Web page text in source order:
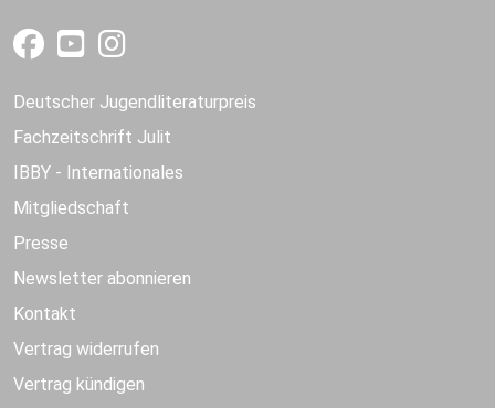
Deutscher Jugendliteraturpreis
Fachzeitschrift Julit
IBBY - Internationales
Mitgliedschaft
Presse
Newsletter abonnieren
Kontakt
Vertrag widerrufen
Vertrag kündigen